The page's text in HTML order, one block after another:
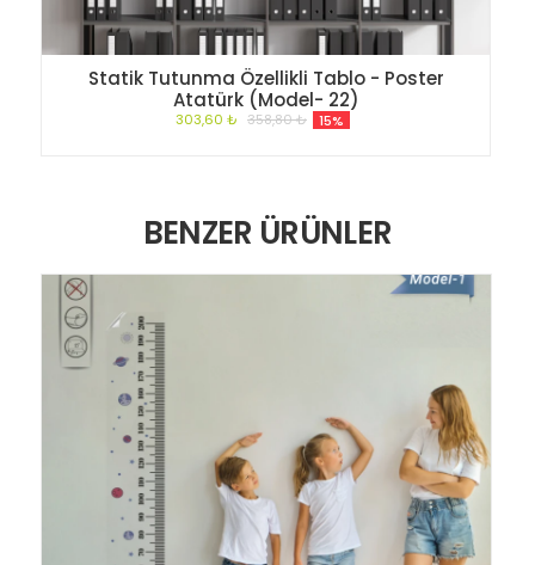
Statik Tutunma Özellikli Tablo - Poster
Atatürk (Model- 22)
303,60 ₺ 358,80 ₺ 15%
BENZER ÜRÜNLER